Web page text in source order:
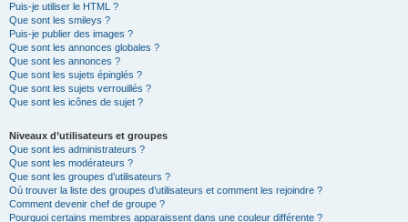
Puis-je utiliser le HTML ?
Que sont les smileys ?
Puis-je publier des images ?
Que sont les annonces globales ?
Que sont les annonces ?
Que sont les sujets épinglés ?
Que sont les sujets verrouillés ?
Que sont les icônes de sujet ?
Niveaux d’utilisateurs et groupes
Que sont les administrateurs ?
Que sont les modérateurs ?
Que sont les groupes d’utilisateurs ?
Où trouver la liste des groupes d’utilisateurs et comment les rejoindre ?
Comment devenir chef de groupe ?
Pourquoi certains membres apparaissent dans une couleur différente ?